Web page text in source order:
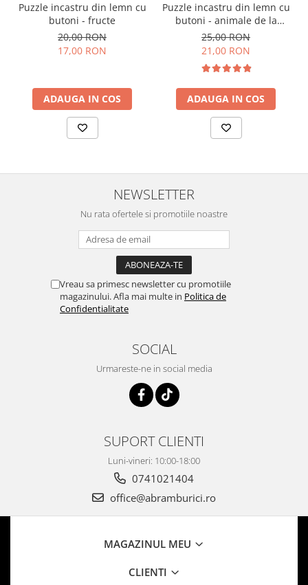
Puzzle incastru din lemn cu
butoni - fructe
20,00 RON
17,00 RON
ADAUGA IN COS
Puzzle incastru din lemn cu
butoni - animale de la
ferma in limba romana
25,00 RON
21,00 RON
ADAUGA IN COS
NEWSLETTER
Nu rata ofertele si promotiile noastre
Vreau sa primesc newsletter cu promotiile
magazinului. Afla mai multe in Politica de
Confidentialitate
SOCIAL
Urmareste-ne in social media
SUPORT CLIENTI
Luni-vineri: 10:00-18:00
0741021404
office@abramburici.ro
MAGAZINUL MEU
CLIENTI